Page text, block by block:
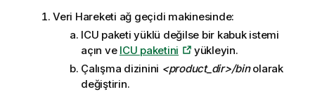
Veri Hareketi ağ geçidi makinesinde:
ICU paketi yüklü değilse bir kabuk istemi
açın ve ICU paketini
yükleyin.
Çalışma dizinini <product_dir>/binolarak
değiştirin.